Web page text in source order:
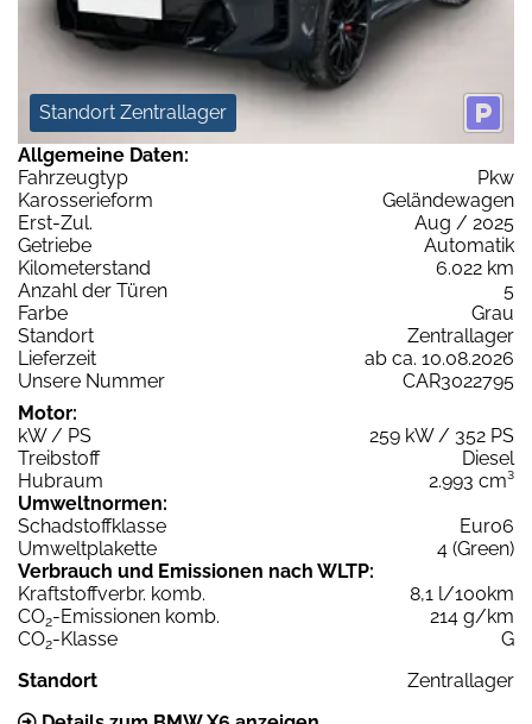
Standort Zentrallager
Allgemeine Daten:
Fahrzeugtyp
Pkw
Karosserieform
Geländewagen
Erst-Zul.
Aug / 2025
Getriebe
Automatik
Kilometerstand
6.022 km
Anzahl der Türen
5
Farbe
Grau
Standort
Zentrallager
Lieferzeit
ab ca. 10.08.2026
Unsere Nummer
CAR3022795
Motor:
kW / PS
259 kW / 352 PS
Treibstoff
Diesel
Hubraum
2.993 cm³
Umweltnormen:
Schadstoffklasse
Euro6
Umweltplakette
4 (Green)
Verbrauch und Emissionen nach WLTP:
Kraftstoffverbr. komb.
8,1 l/100km
CO2-Emissionen komb.
214 g/km
CO2-Klasse
G
Standort
Zentrallager